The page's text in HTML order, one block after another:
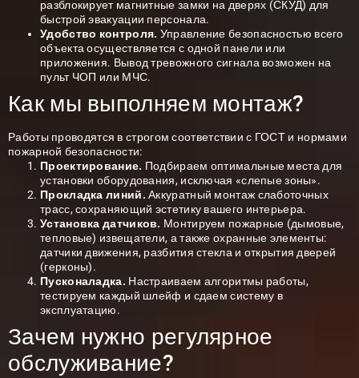
разблокирует магнитные замки на дверях (СКУД) для
быстрой эвакуации персонала.
Удобство контроля. Управление безопасностью всего
объекта осуществляется с одной панели или
приложения. Вывод тревожного сигнала возможен на
пульт ЧОП или МЧС.
Как мы выполняем монтаж?
Работы проводятся в строгом соответствии с ГОСТ и нормами
пожарной безопасности:
Проектирование. Подбираем оптимальные места для
установки оборудования, исключая «слепые зоны».
Прокладка линий. Аккуратный монтаж слаботочных
трасс, сохраняющий эстетику вашего интерьера.
Установка датчиков. Монтируем пожарные (дымовые,
тепловые) извещатели, а также охранные элементы:
датчики движения, разбития стекла и открытия дверей
(герконы).
Пусконаладка. Настраиваем алгоритмы работы,
тестируем каждый шлейф и сдаем систему в
эксплуатацию.
Зачем нужно регулярное
обслуживание?